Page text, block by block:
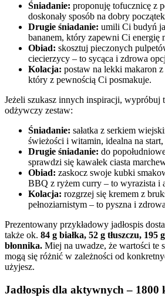
Śniadanie: proponuję tofucznicę z
doskonały sposób na dobry
Drugie śniadanie: umili Ci budyń
bananem, który zapewni Ci energię
Obiad: skosztuj pieczonych
ciecierzycy – to sycąca i zdrowa
Kolacja: postaw na lekki makaron
który z pewnością Ci posmakuje.
Jeżeli szukasz innych inspiracji, wypróbuj
odżywczy zestaw:
Śniadanie: sałatka z serkiem
świeżości i witamin, idealna na start,
Drugie śniadanie: do
sprawdzi się kawałek ciasta
Obiad: zaskocz swoje kubki
BBQ z ryżem curry – to wyrazista i
Kolacja: rozgrzej się kremem z
pełnoziarnistym – to pyszna i
Prezentowany przykładowy jadłospis
także ok. 84 g białka, 52 g tłuszczu, 195
błonnika. Miej na uwadze, że wartości te
mogą się różnić w zależności od
użyjesz.
Jadłospis dla aktywnych – 1800